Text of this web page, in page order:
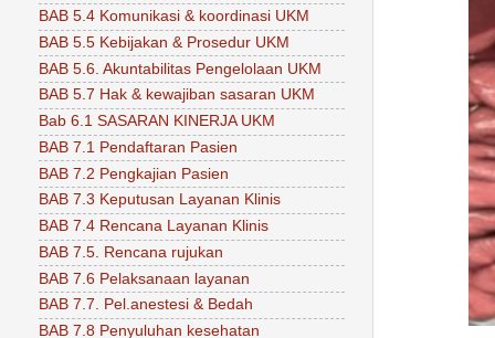
BAB 5.4 Komunikasi & koordinasi UKM
BAB 5.5 Kebijakan & Prosedur UKM
BAB 5.6. Akuntabilitas Pengelolaan UKM
BAB 5.7 Hak & kewajiban sasaran UKM
Bab 6.1 SASARAN KINERJA UKM
BAB 7.1 Pendaftaran Pasien
BAB 7.2 Pengkajian Pasien
BAB 7.3 Keputusan Layanan Klinis
BAB 7.4 Rencana Layanan Klinis
BAB 7.5. Rencana rujukan
BAB 7.6 Pelaksanaan layanan
BAB 7.7. Pel.anestesi & Bedah
BAB 7.8 Penyuluhan kesehatan